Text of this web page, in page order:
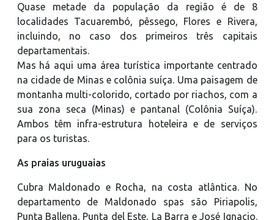
Quase metade da população da região é de 8
localidades Tacuarembó, pêssego, Flores e Rivera,
incluindo, no caso dos primeiros três capitais
departamentais.
Mas há aqui uma área turística importante centrado
na cidade de Minas e colônia suíça. Uma paisagem de
montanha multi-colorido, cortado por riachos, com a
sua zona seca (Minas) e pantanal (Colônia Suíça).
Ambos têm infra-estrutura hoteleira e de serviços
para os turistas.
As praias uruguaias
Cubra Maldonado e Rocha, na costa atlântica. No
departamento de Maldonado spas são Piriapolis,
Punta Ballena, Punta del Este, La Barra e José Ignacio.